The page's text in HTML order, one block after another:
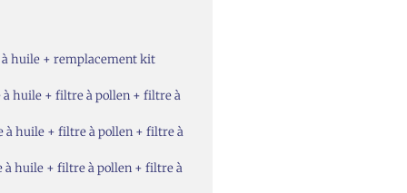
à huile + remplacement kit
à huile + filtre à pollen + filtre à
à huile + filtre à pollen + filtre à
à huile + filtre à pollen + filtre à